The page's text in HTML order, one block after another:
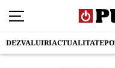
DEZVALUIRIACTUALITATE